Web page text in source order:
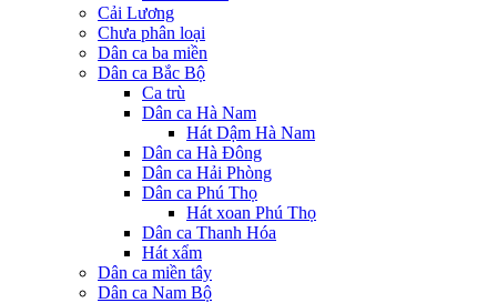
Cải Lương
Chưa phân loại
Dân ca ba miền
Dân ca Bắc Bộ
Ca trù
Dân ca Hà Nam
Hát Dậm Hà Nam
Dân ca Hà Đông
Dân ca Hải Phòng
Dân ca Phú Thọ
Hát xoan Phú Thọ
Dân ca Thanh Hóa
Hát xẩm
Dân ca miền tây
Dân ca Nam Bộ